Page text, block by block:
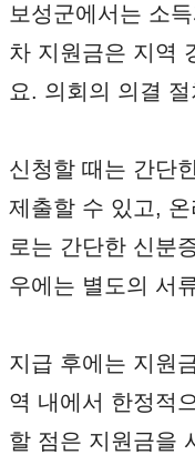
보성군에서는 소
차 지원금은 지역
요. 의회의 의결
신청할 때는 간단
제출할 수 있고,
로는 간단한 신분
우에는 별도의 서
지급 후에는 지원
역 내에서 한정적
할 점은 지원금을